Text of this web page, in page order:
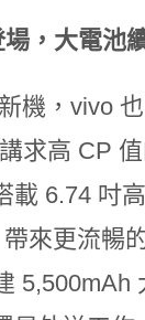
，大電池
機，vivo
求高 CP
載 6.74 吋
來更流暢
5,500mAh